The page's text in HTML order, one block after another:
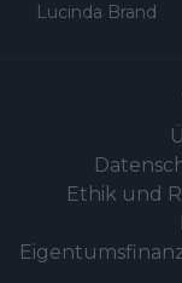
Lucinda Brand
Ethik und